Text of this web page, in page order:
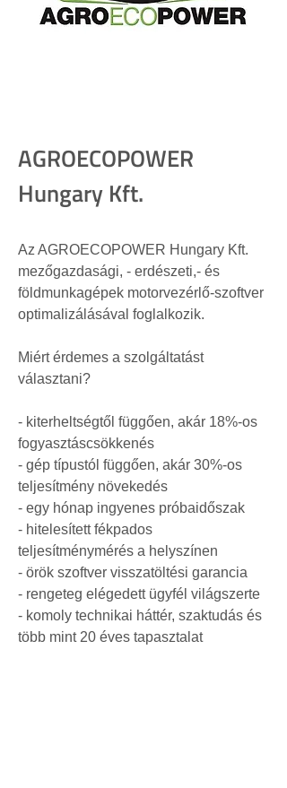
AGROECOPOWER
Hungary Kft.
Az AGROECOPOWER Hungary Kft.
mezőgazdasági, - erdészeti,- és
földmunkagépek motorvezérlő-szoftver
optimalizálásával foglalkozik.
Miért érdemes a szolgáltatást
választani?
- kiterheltségtől függően, akár 18%-os
fogyasztáscsökkenés
- gép típustól függően, akár 30%-os
teljesítmény növekedés
- egy hónap ingyenes próbaidőszak
- hitelesített fékpados
teljesítménymérés a helyszínen
- örök szoftver visszatöltési garancia
- rengeteg elégedett ügyfél világszerte
- komoly technikai háttér, szaktudás és
több mint 20 éves tapasztalat